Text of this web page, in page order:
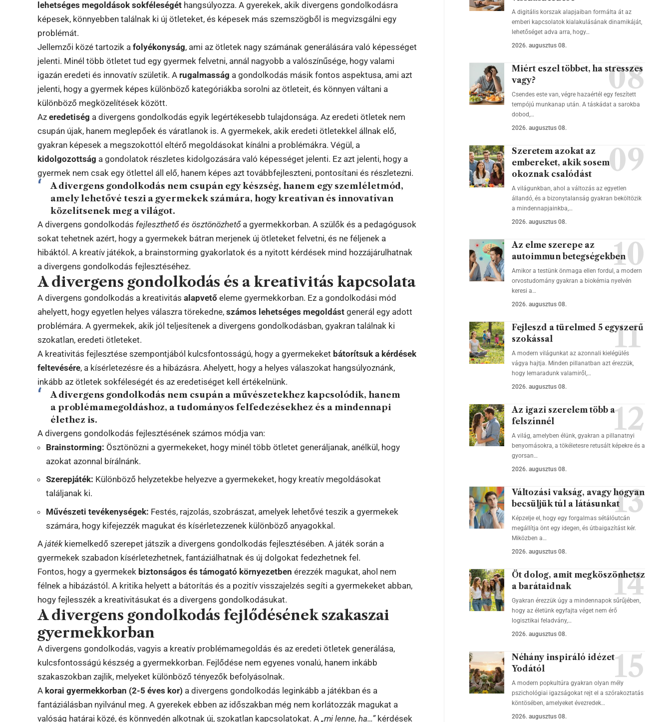
lehetséges megoldások sokféleségét hangsúlyozza. A gyerekek, akik divergens gondolkodásra
képesek, könnyebben találnak ki új ötleteket, és képesek más szemszögből is megvizsgálni egy
problémát.
Jellemzői közé tartozik afolyékonyság, ami az ötletek nagy számának generálására való képességet
jelenti. Minél több ötletet tud egy gyermek felvetni, annál nagyobb a valószínűsége, hogy valami
igazán eredeti és innovatív születik. A rugalmasság a gondolkodás másik fontos aspektusa, ami azt
jelenti, hogy a gyermek képes különböző kategóriákba sorolni az ötleteit, és könnyen váltani a
különböző megközelítések között.
Azeredetiség a divergens gondolkodás egyik legértékesebb tulajdonsága. Az eredeti ötletek nem
csupán újak, hanem meglepőek és váratlanok is. A gyermekek, akik eredeti ötletekkel állnak elő,
gyakran képesek a megszokottól eltérő megoldásokat kínálni a problémákra. Végül, a
kidolgozottság a gondolatok részletes kidolgozására való képességet jelenti. Ez azt jelenti, hogy a
gyermek nem csak egy ötlettel áll elő, hanem képes azt továbbfejleszteni, pontosítani és részletezni.
A divergens gondolkodás nem csupán egy készség, hanem egy szemléletmód,
amely lehetővé teszi a gyermekek számára, hogy kreatívan és innovatívan
közelítsenek meg a világot.
A divergens gondolkodás fejleszthető és ösztönözhetőa gyermekkorban. A szülők és a pedagógusok
sokat tehetnek azért, hogy a gyermekek bátran merjenek új ötleteket felvetni, és ne féljenek a
hibáktól. A kreatív játékok, a brainstorming gyakorlatok és a nyitott kérdések mind hozzájárulhatnak
a divergens gondolkodás fejlesztéséhez.
A divergens gondolkodás és a kreativitás kapcsolata
A divergens gondolkodás a kreativitásalapvető eleme gyermekkorban. Ez a gondolkodási mód
ahelyett, hogy egyetlen helyes válaszra törekedne,számos lehetséges megoldást generál egy adott
problémára. A gyermekek, akik jól teljesítenek a divergens gondolkodásban, gyakran találnak ki
szokatlan, eredeti ötleteket.
A kreativitás fejlesztése szempontjából kulcsfontosságú, hogy a gyermekeket bátorítsuk a kérdések
feltevésére, a kísérletezésre és a hibázásra. Ahelyett, hogy a helyes válaszokat hangsúlyoznánk,
inkább az ötletek sokféleségét és az eredetiséget kell értékelnünk.
A divergens gondolkodás nem csupán a művészetekhez kapcsolódik, hanem
a problémamegoldáshoz, a tudományos felfedezésekhez és a mindennapi
élethez is.
A divergens gondolkodás fejlesztésének számos módja van:
Brainstorming: Ösztönözni a gyermekeket, hogy minél több ötletet generáljanak, anélkül, hogy
azokat azonnal bírálnánk.
Szerepjáték: Különböző helyzetekbe helyezve a gyermekeket, hogy kreatív megoldásokat
találjanak ki.
Művészeti tevékenységek: Festés, rajzolás, szobrászat, amelyek lehetővé teszik a gyermekek
számára, hogy kifejezzék magukat és kísérletezzenek különböző anyagokkal.
Ajátékkiemelkedő szerepet játszik a divergens gondolkodás fejlesztésében. A játék során a
gyermekek szabadon kísérletezhetnek, fantáziálhatnak és új dolgokat fedezhetnek fel.
Fontos, hogy a gyermekek biztonságos és támogató környezetben érezzék magukat, ahol nem
félnek a hibázástól. A kritika helyett a bátorítás és a pozitív visszajelzés segíti a gyermekeket abban,
hogy fejlesszék a kreativitásukat és a divergens gondolkodásukat.
A divergens gondolkodás fejlődésének szakaszai
gyermekkorban
A divergens gondolkodás, vagyis a kreatív problémamegoldás és az eredeti ötletek generálása,
kulcsfontosságú készség a gyermekkorban. Fejlődése nem egyenes vonalú, hanem inkább
szakaszokban zajlik, melyeket különböző tényezők befolyásolnak.
A korai gyermekkorban (2-5 éves kor) a divergens gondolkodás leginkább a játékban és a
fantáziálásban nyilvánul meg. A gyerekek ebben az időszakban még nem korlátozzák magukat a
valóság határai közé, és könnyedén alkotnak új, szokatlan kapcsolatokat. A„mi lenne, ha…”kérdések
A digitális korszak alapjaiban formálta át az
emberi kapcsolatok kialakulásának dinamikáját,
lehetőséget adva arra, hogy…
2026. augusztus 08.
Miért eszel többet, ha stresszes
vagy?
Csendes este van, végre hazaértél egy feszített
tempójú munkanap után. A táskádat a sarokba
dobod,…
2026. augusztus 08.
Szeretem azokat az
embereket, akik sosem
okoznak csalódást
A világunkban, ahol a változás az egyetlen
állandó, és a bizonytalanság gyakran beköltözik
a mindennapjainkba,…
2026. augusztus 08.
Az elme szerepe az
autoimmun betegségekben
Amikor a testünk önmaga ellen fordul, a modern
orvostudomány gyakran a biokémia nyelvén
keresi a…
2026. augusztus 08.
Fejleszd a türelmed 5 egyszerű
szokással
A modern világunkat az azonnali kielégülés
vágya hajtja. Minden pillanatban azt érezzük,
hogy lemaradunk valamiről,…
2026. augusztus 08.
Az igazi szerelem több a
felszínnél
A világ, amelyben élünk, gyakran a pillanatnyi
benyomásokra, a tökéletesre retusált képekre és a
gyorsan…
2026. augusztus 08.
Változási vakság, avagy hogyan
becsüljük túl a látásunkat
Képzelje el, hogy egy forgalmas sétálóutcán
megállítja önt egy idegen, és útbaigazítást kér.
Miközben a…
2026. augusztus 08.
Öt dolog, amit megköszönhetsz
a barátaidnak
Gyakran érezzük úgy a mindennapok sűrűjében,
hogy az életünk egyfajta véget nem érő
logisztikai feladvány,…
2026. augusztus 08.
Néhány inspiráló idézet
Yodától
A modern popkultúra gyakran olyan mély
pszichológiai igazságokat rejt el a szórakoztatás
köntösében, amelyeket évezredek…
2026. augusztus 08.